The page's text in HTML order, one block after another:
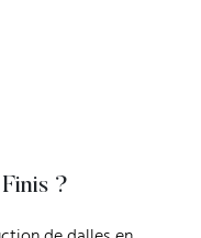
?